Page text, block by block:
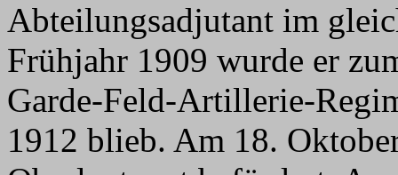
Abteilungsadjutant im
Frühjahr 1909 wurde er
Garde-Feld-Artillerie-
1912 blieb. Am 18.